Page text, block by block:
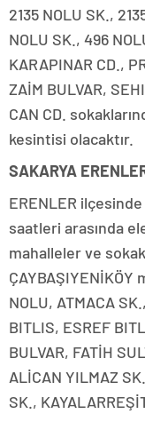
2135 NOLU SK.,
NOLU SK., 496
KARAPINAR CD.,
ZAİM BULVAR,
CAN CD.
kesintisi olacaktır.
SAKARYA
ERENLER
saatleri arasında
mahalleler ve
ÇAYBAŞIYENİKÖY
NOLU, ATMACA
BITLIS, ESREF
BULVAR, FATİH
ALİCAN YILMAZ
SK.,